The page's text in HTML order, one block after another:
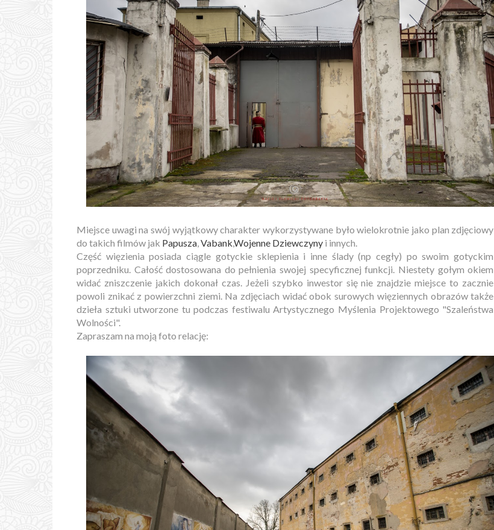
Miejsce uwagi na swój wyjątkowy charakter wykorzystywane było wielokrotnie jako plan zdjęciowy
do takich filmów jak Papusza,Vabank,Wojenne Dziewczyny i innych.
Część więzienia posiada ciągle gotyckie sklepienia i inne ślady (np cegły) po swoim gotyckim
poprzedniku. Całość dostosowana do pełnienia swojej specyficznej funkcji. Niestety gołym okiem
widać zniszczenie jakich dokonał czas. Jeżeli szybko inwestor się nie znajdzie miejsce to zacznie
powoli znikać z powierzchni ziemi. Na zdjęciach widać obok surowych więziennych obrazów także
dzieła sztuki utworzone tu podczas festiwalu Artystycznego Myślenia Projektowego "Szaleństwa
Wolności".
Zapraszam na moją foto relację: